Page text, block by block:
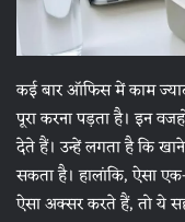
कई बार ऑफिस में काम
पूरा करना पड़ता है। इन
देते हैं। उन्हें लगता है कि
सकता है। हालांकि, ऐसा
ऐसा अक्सर करते हैं, तो ये